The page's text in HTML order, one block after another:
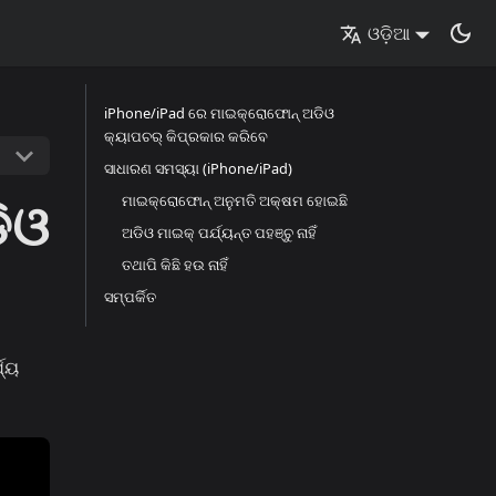
ଓଡ଼ିଆ
iPhone/iPad ରେ ମାଇକ୍ରୋଫୋନ୍ ଅଡିଓ
କ୍ୟାପଚର୍ କିପ୍ରକାର କରିବେ
ସାଧାରଣ ସମସ୍ୟା (iPhone/iPad)
ମାଇକ୍ରୋଫୋନ୍ ଅନୁମତି ଅକ୍ଷମ ହୋଇଛି
ଅଡିଓ ମାଇକ୍‌ ପର୍ଯ୍ୟନ୍ତ ପହଞ୍ଚୁ ନାହିଁ
ତଥାପି କିଛି ହଉ ନାହିଁ
ସମ୍ପର୍କିତ